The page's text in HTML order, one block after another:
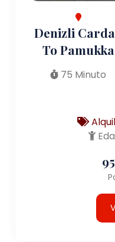
Denizli
To
75 Minuto